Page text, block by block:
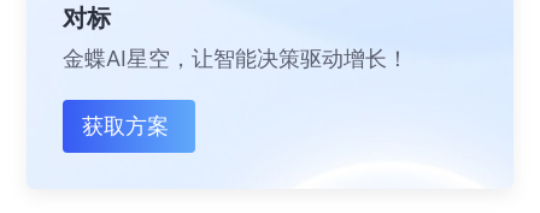
对标
金蝶AI星空，让智能决策驱动增长！
获取方案